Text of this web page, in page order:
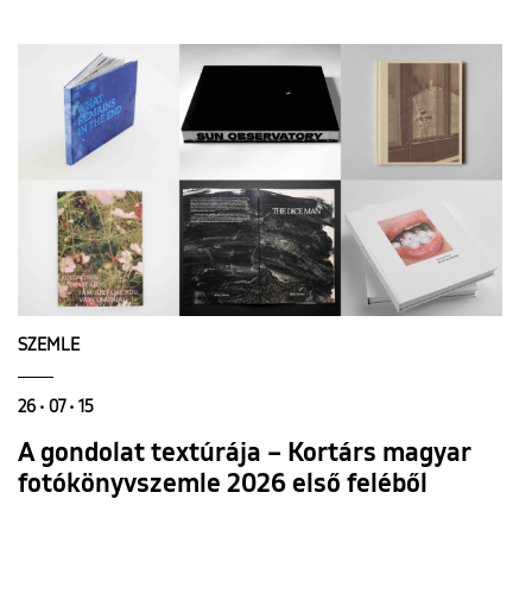
SZEMLE
26 • 07 • 15
A gondolat textúrája – Kortárs magyar
fotókönyvszemle 2026 első feléből